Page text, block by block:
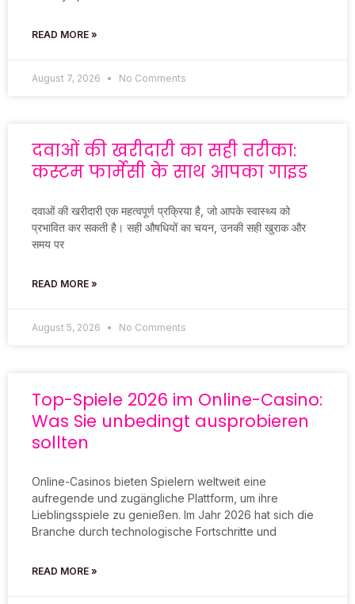
READ MORE »
August 7, 2026 No Comments
दवाओं की खरीदारी का सही तरीका:
कस्टम फार्मेसी के साथ आपका गाइड
दवाओं की खरीदारी एक महत्वपूर्ण प्रक्रिया है, जो आपके स्वास्थ्य को
प्रभावित कर सकती है। सही औषधियों का चयन, उनकी सही खुराक और
समय पर
READ MORE »
August 5, 2026 No Comments
Top-Spiele 2026 im Online-Casino:
Was Sie unbedingt ausprobieren
sollten
Online-Casinos bieten Spielern weltweit eine
aufregende und zugängliche Plattform, um ihre
Lieblingsspiele zu genießen. Im Jahr 2026 hat sich die
Branche durch technologische Fortschritte und
READ MORE »